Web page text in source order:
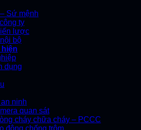
Sứ mệnh
ty
lược
bộ
dụng
ninh
quan sát
cháy chữa cháy – PCCC